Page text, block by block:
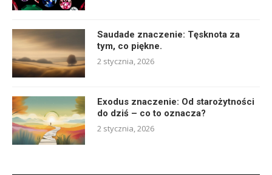
Saudade znaczenie: Tęsknota za
tym, co piękne.
2 stycznia, 2026
Exodus znaczenie: Od starożytności
do dziś – co to oznacza?
2 stycznia, 2026